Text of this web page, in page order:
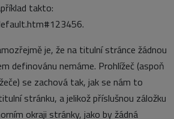
takto:
je, že na titulní stránce žádnou
definovánu nemáme. Prohlížeč (aspoň
se zachová tak, jak se nám to
stránku, a jelikož příslušnou záložku
okraji stránky, jako by žádná